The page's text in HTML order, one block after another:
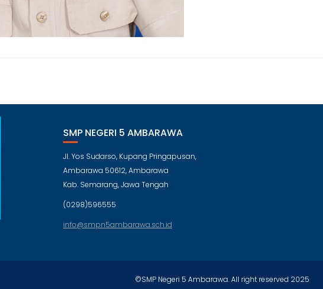
SMP NEGERI 5 AMBARAWA
Jl. Yos Sudarso, Kupang Pringapusan,
Ambarawa 50612, Ambarawa
Kab. Semarang, Jawa Tengah
(0298)596555
info@smpn5ambarawa.sch.id
©SMP Negeri 5 Ambarawa. All right reserved 2025